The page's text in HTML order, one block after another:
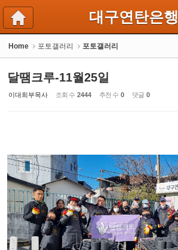
대구연탄은행
Home 포토갤러리 포토갤러리
달땜크루-11월25일
이대희부목사 조회 수 2444 추천 수 0 댓글 0